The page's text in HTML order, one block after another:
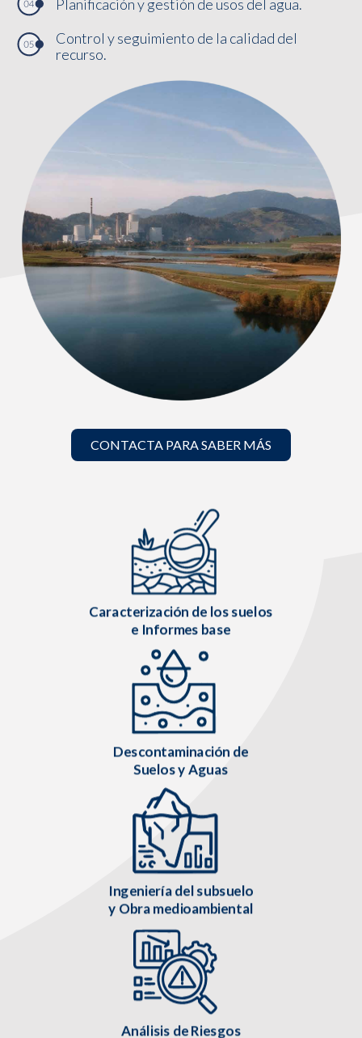
Planificación y gestión de usos del agua.
Control y seguimiento de la calidad del
recurso.
CONTACTA PARA SABER MÁS
Caracterización de los suelos
e Informes base
Descontaminación de
Suelos y Aguas
Ingeniería del subsuelo
y Obra medioambiental
Análisis de Riesgos